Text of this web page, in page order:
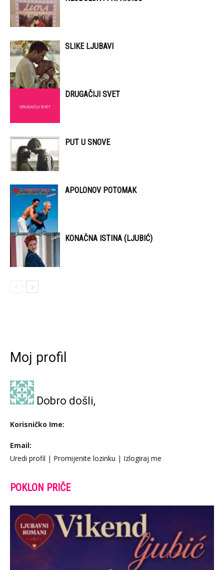
SLIKE LJUBAVI
DRUGAČIJI SVET
PUT U SNOVE
APOLONOV POTOMAK
KONAČNA ISTINA (LJUBIĆ)
Moj profil
Dobro došli,
Korisničko Ime:
Email:
Uredi profil | Promijenite lozinku | Izlogiraj me
POKLON PRIČE